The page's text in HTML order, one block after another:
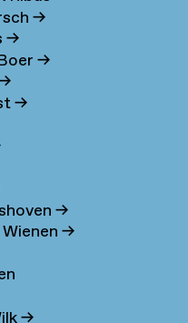
→
→
→
→
→
→
→